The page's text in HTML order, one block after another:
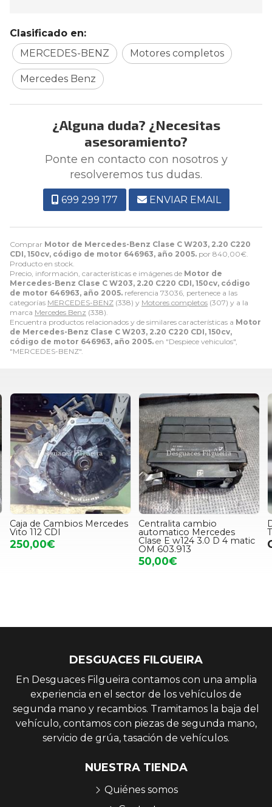
Comprar Motor de Mercedes-Benz Clase C W203, 2.20 C220
CDI, 150cv, código de motor 646963, año 2005. por 840,00€
Producto en stock.
Precio, información, características e imágenes de Motor de
Mercedes-Benz Clase C W203, 2.20 C220 CDI, 150cv, código
de motor 646963, año 2005. referencia 73036, pertenece a las
categorías MERCEDES-BENZ (338) y Motores completos (307) y a la
marca Mercedes Benz (338).
Encuentra productos relacionados y de similares características a Motor
de Mercedes-Benz Clase C W203, 2.20 C220 CDI, 150cv,
código de motor 646963, año 2005. en "Despiece vehiculos",
"MERCEDES-BENZ".
Clasificado en:
MERCEDES-BENZ
Motores completos
Mercedes Benz
¿Alguna duda? ¿Necesitas
asesoramiento?
Ponte en contacto con nosotros y
resolveremos tus dudas.
699 299 177 ENVIAR EMAIL
Caja de Cambios Mercedes
Vito 112 CDI
250,00€
Centralita cambio
automatico Mercedes
Clase E w124 3.0 D 4 matic
OM 603.913
50,00€
DESGUACES FILGUEIRA
En Desguaces Filgueira contamos con una amplia
experiencia en el sector de los vehículos de
segunda mano y recambios. Tramitamos la baja del
vehículo, contamos con piezas de segunda mano,
servicio de grúa, tasación de vehículos.
NUESTRA TIENDA
Quiénes somos